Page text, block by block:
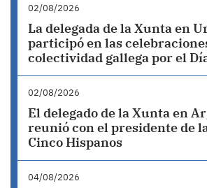
02/08/2026
La delegada de la Xunta en
participó en las
colectividad gallega por el
02/08/2026
El delegado de la Xunta en
reunió con el presidente de
Cinco Hispanos
04/08/2026